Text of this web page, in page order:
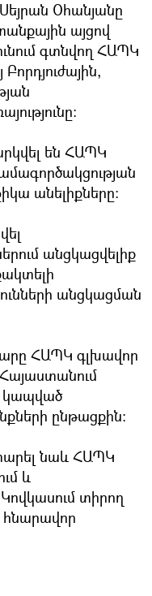
Օհանյանը
այցով
գտնվող ՀԱՊԿ
են ՀԱՊԿ
անելիքները:
անցկացվելիք
անցկացման
ՀԱՊԿ գլխավոր
կապված
ընթացքին:
նաև ՀԱՊԿ
և
տիրող
հնարավոր